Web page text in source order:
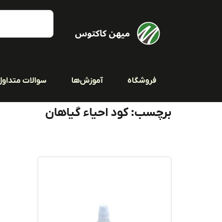
فروشگاه آموزش‌ها سوالات
برچسب: کود احیاء گیاهان